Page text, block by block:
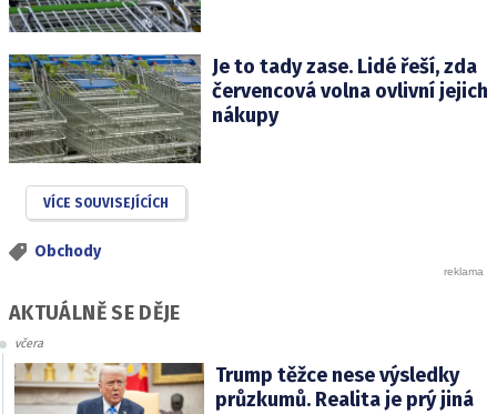
Je to tady zase. Lidé řeší, zda
červencová volna ovlivní jejich
nákupy
VÍCE SOUVISEJÍCÍCH
Obchody
AKTUÁLNĚ SE DĚJE
včera
Trump těžce nese výsledky
průzkumů. Realita je prý jiná